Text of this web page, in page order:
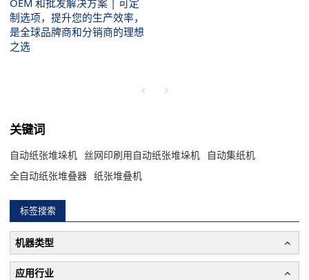
制选项，提升您的生产效率，
是全球品牌商和分销商的理想
之选
关键词
自动纸张堆垛机 丝网印刷用自动纸张堆垛机
自动集纸机
全自动纸张堆叠器 纸张堆叠机
标签搜索
机器类型
应用行业